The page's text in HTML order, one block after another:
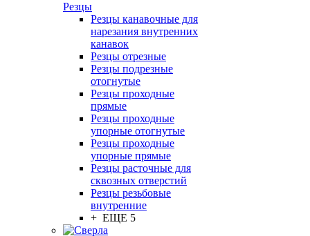
Резцы
Резцы канавочные для
нарезания внутренних
канавок
Резцы отрезные
Резцы подрезные
отогнутые
Резцы проходные
прямые
Резцы проходные
упорные отогнутые
Резцы проходные
упорные прямые
Резцы расточные для
сквозных отверстий
Резцы резьбовые
внутренние
+ ЕЩЕ 5